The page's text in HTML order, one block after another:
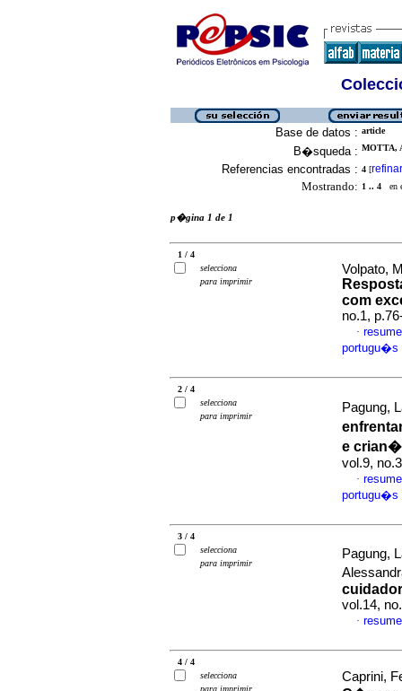
Base de datos : article
B�squeda : MOTTA,
Referencias encontradas : 4 [refinar
Mostrando: 1 .. 4 en
p�gina 1 de 1
1 / 4
selecciona
para imprimir
Volpato,
com
no.1,
·
portugu�s
2 / 4
selecciona
para imprimir
Pagung,
e
vol.9,
·
portugu�s
3 / 4
selecciona
para imprimir
Pagung,
vol.14,
·
4 / 4
selecciona
para imprimir
Caprini,